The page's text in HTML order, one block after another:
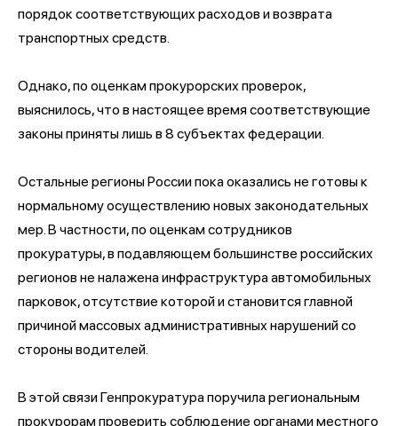
порядок соответствующих расходов и возврата
транспортных средств.
Однако, по оценкам прокурорских проверок,
выяснилось, что в настоящее время соответствующие
законы приняты лишь в 8 субъектах федерации.
Остальные регионы России пока оказались не готовы к
нормальному осуществлению новых законодательных
мер. В частности, по оценкам сотрудников
прокуратуры, в подавляющем большинстве российских
регионов не налажена инфраструктура автомобильных
парковок, отсутствие которой и становится главной
причиной массовых административных нарушений со
стороны водителей.
В этой связи Генпрокуратура поручила региональным
прокурорам проверить соблюдение органами местного